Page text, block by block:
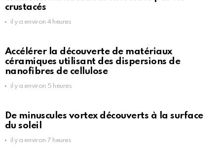
crustacés
il y a environ 4 heures
Accélérer la découverte de matériaux
céramiques utilisant des dispersions de
nanofibres de cellulose
il y a environ 5 heures
De minuscules vortex découverts à la surface
du soleil
il y a environ 7 heures